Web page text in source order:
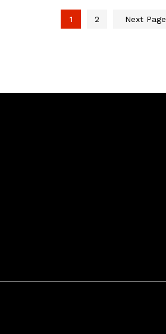
1 2 Next Page